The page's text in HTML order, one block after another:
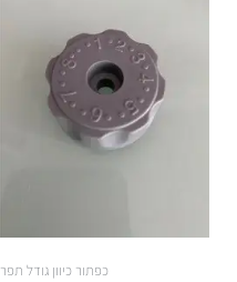
כפתור כיוון גודל תפר